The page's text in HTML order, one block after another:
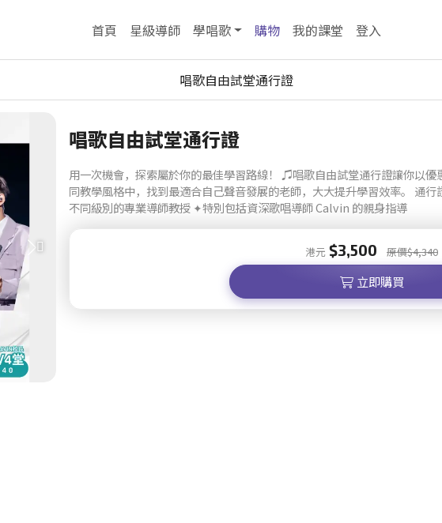
首頁 星級導師 學唱歌 購物 我的課堂 登入
唱歌自由試堂通行證
唱歌自由試堂通行證
用一次機會，探索屬於你的最佳學習路線！ ♫唱歌自由試堂通行證讓你以
同教學風格中，找到最適合自己聲音發展的老師，大大提升學習效率。 通
不同級別的專業導師教授 ✦特別包括資深歌唱導師 Calvin 的親身指導
港元 $3,500 原價$4,340
立即購買
掃瞄器